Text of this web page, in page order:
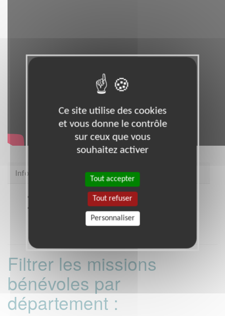
Infos pratiques
https://snc.asso.fr/
STRASBOURG (67000)
Filtrer les missions
bénévoles par
département :
Ce site utilise des cookies
et vous donne le contrôle
sur ceux que vous
souhaitez activer
Tout accepter
Tout refuser
Personnaliser